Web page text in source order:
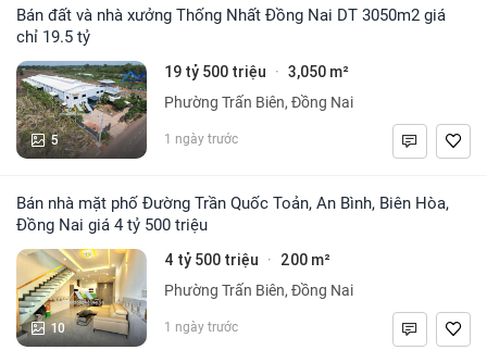
Bán đất và nhà xưởng Thống Nhất Đồng Nai DT 3050m2 giá
chỉ 19.5 tỷ
5
19 tỷ 500 triệu · 3,050 m²
Phường Trấn Biên, Đồng Nai
1 ngày trước
Bán nhà mặt phố Đường Trần Quốc Toản, An Bình, Biên Hòa,
Đồng Nai giá 4 tỷ 500 triệu
10
4 tỷ 500 triệu · 200 m²
Phường Trấn Biên, Đồng Nai
1 ngày trước